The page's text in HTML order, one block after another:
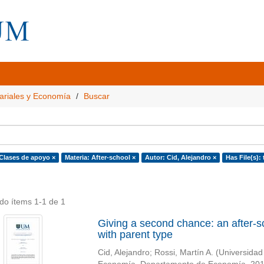
y Economía Buscar
de apoyo × Materia: After-school × Autor: Cid, Alejandro × Has File(s):
ítems 1-1 de 1
Giving a second chance: an after-
with parent type
Cid, Alejandro; Rossi, Martín A. (